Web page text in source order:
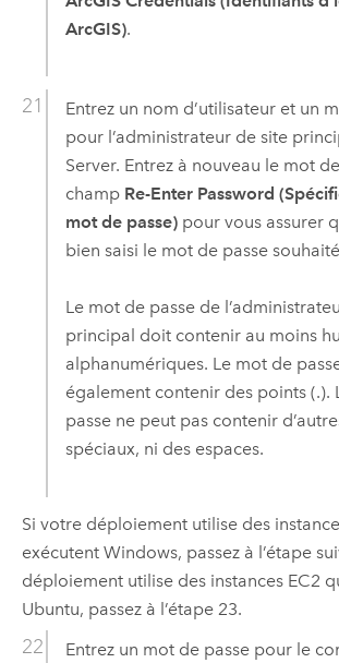
ArcGIS).
Entrez un nom d’utilisateur et un
pour l’administrateur de site
Server. Entrez à nouveau le mot
champ Re-Enter Password
mot de passe)pour vous assurer
bien saisi le mot de passe
Le mot de passe de
principal doit contenir au moins
alphanumériques. Le mot de
également contenir des points (.).
passe ne peut pas contenir
spéciaux, ni des espaces.
Si votre déploiement utilise des
exécutent Windows, passez à l’étape
déploiement utilise des instances EC2
Ubuntu, passez à l’étape 23.
Entrez un mot de passe pour le